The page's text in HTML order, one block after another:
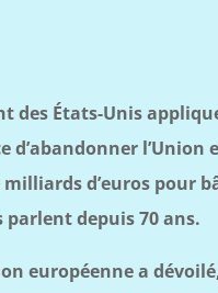
des États-Unis
d’abandonner l’Union
d’euros pour
parlent depuis 70 ans.
européenne a